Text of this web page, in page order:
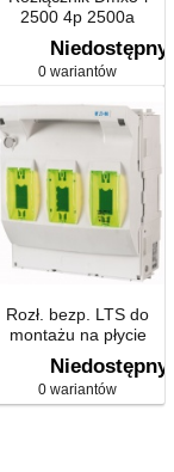
2500 4p 2500a
Stacjonarny
Niedostępny
0 wariantów
Rozł. bezp. LTS do
montażu na płycie
Niedostępny
0 wariantów